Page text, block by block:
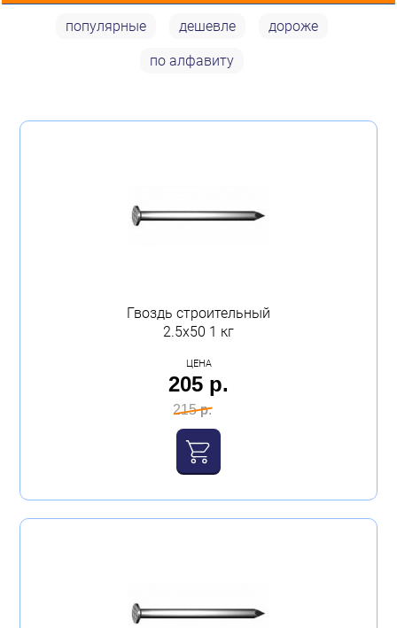
Для детей
Строительство и ремонт
Бытовая техника
Мебельные(9)
Показать 12 товаров
Очистить всё
популярные дешевле дороже
по алфавиту
Гвоздь строительный
2.5х50 1 кг
ЦЕНА
205 р.
215 р.